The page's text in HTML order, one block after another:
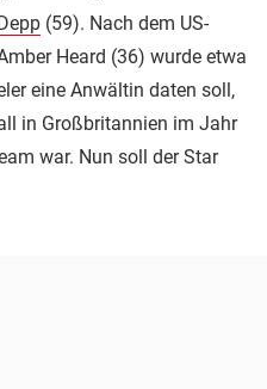
(59). Nach dem US-
Heard (36) wurde etwa
eine Anwältin daten soll,
in Großbritannien im Jahr
war. Nun soll der Star